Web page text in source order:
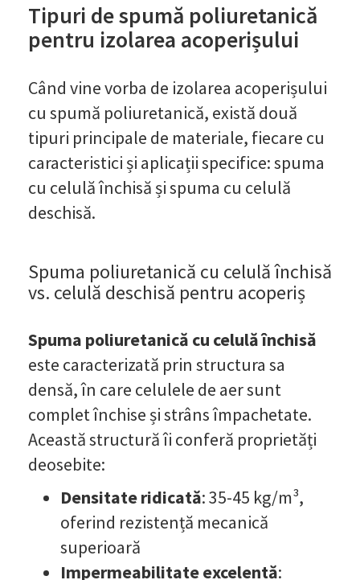
Tipuri de spumă poliuretanică
pentru izolarea acoperișului
Când vine vorba de izolarea acoperișului
cu spumă poliuretanică, există două
tipuri principale de materiale, fiecare cu
caracteristici și aplicații specifice: spuma
cu celulă închisă și spuma cu celulă
deschisă.
Spuma poliuretanică cu celulă închisă
vs. celulă deschisă pentru acoperiș
Spuma poliuretanică cu celulă închisă
este caracterizată prin structura sa
densă, în care celulele de aer sunt
complet închise și strâns împachetate.
Această structură îi conferă proprietăți
deosebite:
Densitate ridicată: 35-45 kg/m³,
oferind rezistență mecanică
superioară
Impermeabilitate excelentă: